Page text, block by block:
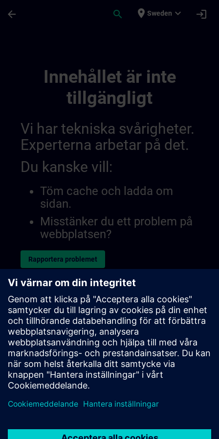
arrow_back search place Sweden expand_more login
Innehållet är inte
tillgängligt
Vi har tekniska svårigheter.
Experterna arbetar på det.
Du kanske vill:
Töm cache och ladda om
sidan.
Misstänker du ett problem på
webbplatsen?
Rapportera problemet